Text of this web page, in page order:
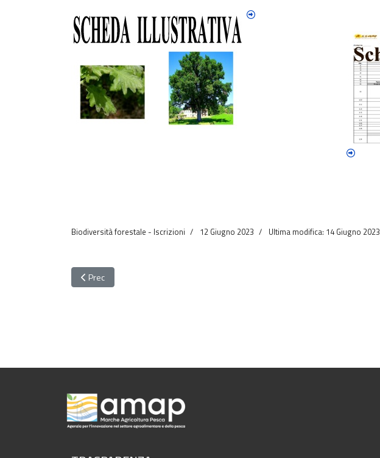
Biodiversità forestale - Iscrizioni 12 Giugno 2023 Ultima modifica: 14 Giugno 2023
Articolo precedente: FVM 320 - Frassini ed Aceri di Montecavallo
Prec